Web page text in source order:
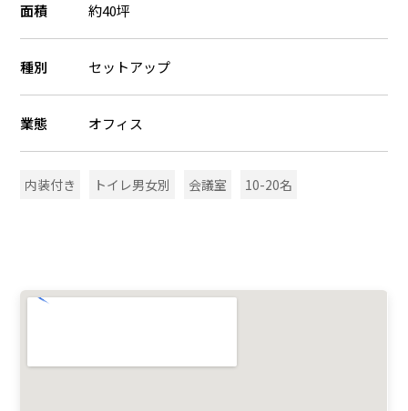
面積 約40坪
種別 セットアップ
業態 オフィス
内装付き トイレ男女別 会議室 10-20名